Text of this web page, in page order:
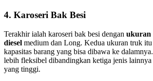
4. Karoseri Bak Besi
Terakhir ialah karoseri bak besi dengan ukuran
diesel medium dan Long. Kedua ukuran truk itu
kapasitas barang yang bisa dibawa ke
lebih fleksibel dibandingkan ketiga jenis lainnya
yang tinggi.